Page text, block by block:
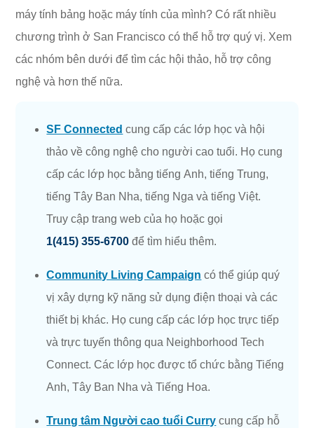
máy tính bảng hoặc máy tính của mình? Có rất nhiều
chương trình ở San Francisco có thể hỗ trợ quý vị. Xem
các nhóm bên dưới để tìm các hội thảo, hỗ trợ công
nghệ và hơn thế nữa.
SF Connected cung cấp các lớp học và hội
thảo về công nghệ cho người cao tuổi. Họ cung
cấp các lớp học bằng tiếng Anh, tiếng Trung,
tiếng Tây Ban Nha, tiếng Nga và tiếng Việt.
Truy cập trang web của họ hoặc gọi
1(415) 355-6700 để tìm hiểu thêm.
Community Living Campaign có thể giúp quý
vị xây dựng kỹ năng sử dụng điện thoại và các
thiết bị khác. Họ cung cấp các lớp học trực tiếp
và trực tuyến thông qua Neighborhood Tech
Connect. Các lớp học được tổ chức bằng Tiếng
Anh, Tây Ban Nha và Tiếng Hoa.
Trung tâm Người cao tuổi Curry cung cấp hỗ